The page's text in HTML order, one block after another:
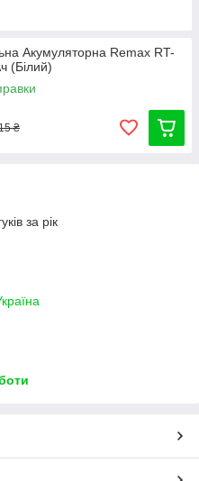
Акумуляторна Remax RT-
(Білий)
₴
за рік